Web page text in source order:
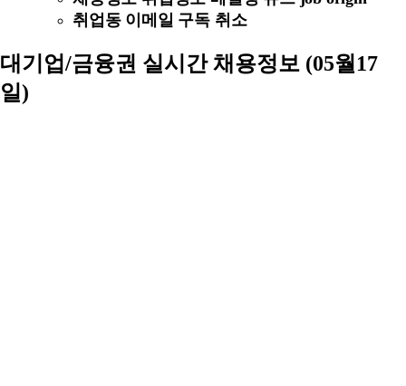
취업동 이메일 구독 취소
대기업/금융권 실시간 채용정보 (05월17
일)